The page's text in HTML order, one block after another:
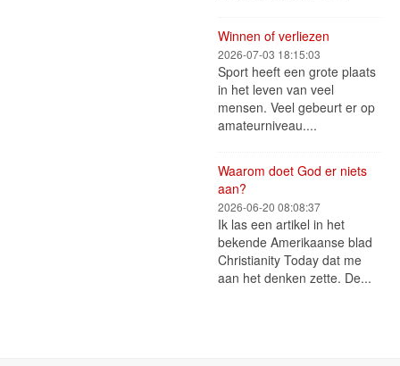
Winnen of verliezen
2026-07-03 18:15:03
Sport heeft een grote plaats
in het leven van veel
mensen. Veel gebeurt er op
amateurniveau....
Waarom doet God er niets
aan?
2026-06-20 08:08:37
Ik las een artikel in het
bekende Amerikaanse blad
Christianity Today dat me
aan het denken zette. De...